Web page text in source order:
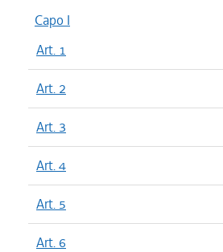
Capo I
Art. 1
Art. 2
Art. 3
Art. 4
Art. 5
Art. 6